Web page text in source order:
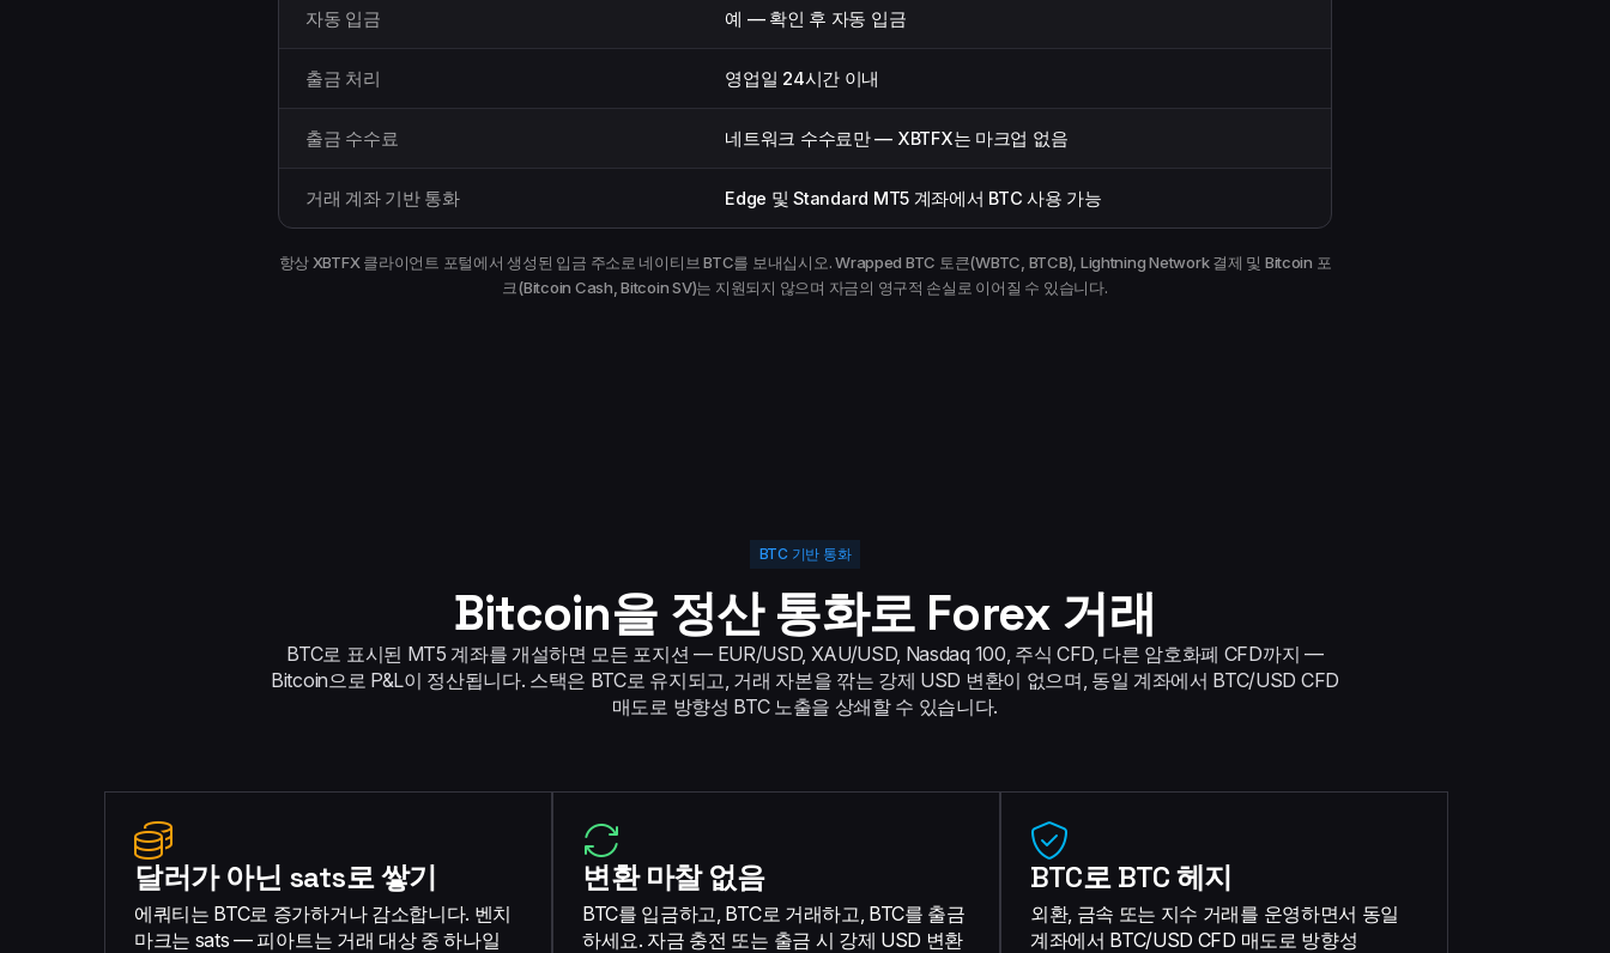
자동 입금 예 — 확인 후 자동 입금
출금 처리 영업일 24시간 이내
출금 수수료 네트워크 수수료만 — XBTFX는 마크업 없음
거래 계좌 기반 통화 Edge 및 Standard MT5 계좌에서 BTC 사용 가능
항상 XBTFX 클라이언트 포털에서 생성된 입금 주소로 네이티브 BTC를 보내십시오. Wrapped BTC 토큰(WBTC, BTCB), Lightning Network 결제 및 Bitcoin 포
크(Bitcoin Cash, Bitcoin SV)는 지원되지 않으며 자금의 영구적 손실로 이어질 수 있습니다.
BTC 기반 통화
Bitcoin을 정산 통화로 Forex 거래
BTC로 표시된 MT5 계좌를 개설하면 모든 포지션 — EUR/USD, XAU/USD, Nasdaq 100, 주식 CFD, 다른 암호화폐 CFD까지 —
Bitcoin으로 P&L이 정산됩니다. 스택은 BTC로 유지되고, 거래 자본을 깎는 강제 USD 변환이 없으며, 동일 계좌에서 BTC/USD CFD
매도로 방향성 BTC 노출을 상쇄할 수 있습니다.
달러가 아닌 sats로 쌓기
에쿼티는 BTC로 증가하거나 감소합니다. 벤치
마크는 sats — 피아트는 거래 대상 중 하나일
변환 마찰 없음
BTC를 입금하고, BTC로 거래하고, BTC를 출금
하세요. 자금 충전 또는 출금 시 강제 USD 변환
BTC로 BTC 헤지
외환, 금속 또는 지수 거래를 운영하면서 동일
계좌에서 BTC/USD CFD 매도로 방향성